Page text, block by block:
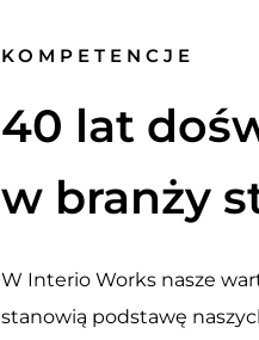
KOMPETENCJE
40 lat
w branży
W Interio Works nasze
stanowią podstawę